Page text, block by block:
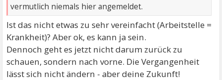
vermutlich niemals hier angemeldet.
Ist das nicht etwas zu sehr vereinfacht (Arbeitstelle =
Krankheit)? Aber ok, es kann ja sein.
Dennoch geht es jetzt nicht darum zurück zu
schauen, sondern nach vorne. Die Vergangenheit
lässt sich nicht ändern - aber deine Zukunft!